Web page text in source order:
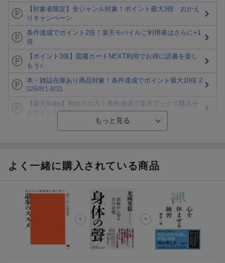
【対象者限定】全ジャンル対象！ポイント最大3倍 おかえ
りキャンペーン
条件達成でポイント2倍！楽天モバイルご利用者はさらに+1
倍
【ポイント3倍】図書カードNEXT利用でお得に読書を楽し
もう♪
本・雑誌在庫あり商品対象！条件達成でポイント最大10倍 2
026/8/1-8/31
【楽天Kobo】初めての方！条件達成で楽天ブックス購入分
がポイント20倍
ト山分け
エントリー＆3,000円以上購入で無料データSIM（3GB/月プ
ラン）が当たる！
楽天モバイル紹介キャンペーンの拡散で300円OFFクーポン
よく一緒に購入されている商品